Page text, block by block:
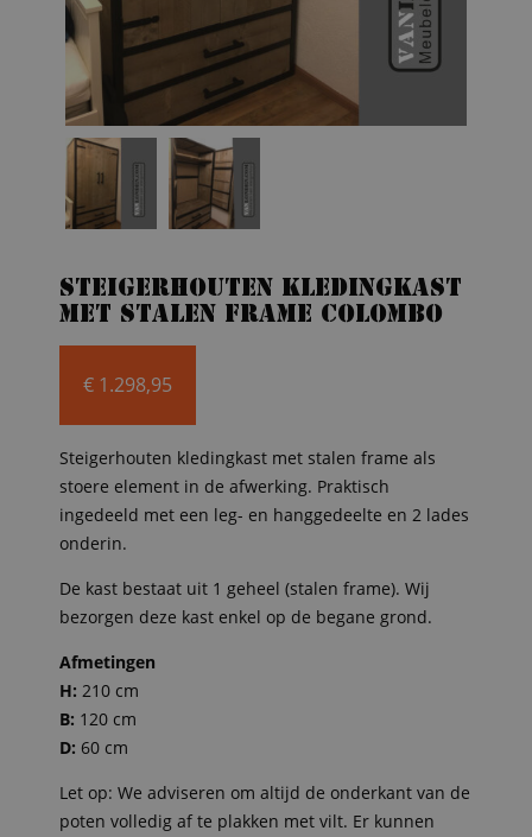
Steigerhouten kledingkast
met stalen frame Colombo
€ 1.298,95
Steigerhouten kledingkast met stalen frame als
stoere element in de afwerking. Praktisch
ingedeeld met een leg- en hanggedeelte en 2 lades
onderin.
De kast bestaat uit 1 geheel (stalen frame). Wij
bezorgen deze kast enkel op de begane grond.
Afmetingen
H: 210 cm
B: 120 cm
D: 60 cm
Let op: We adviseren om altijd de onderkant van de
poten volledig af te plakken met vilt. Er kunnen